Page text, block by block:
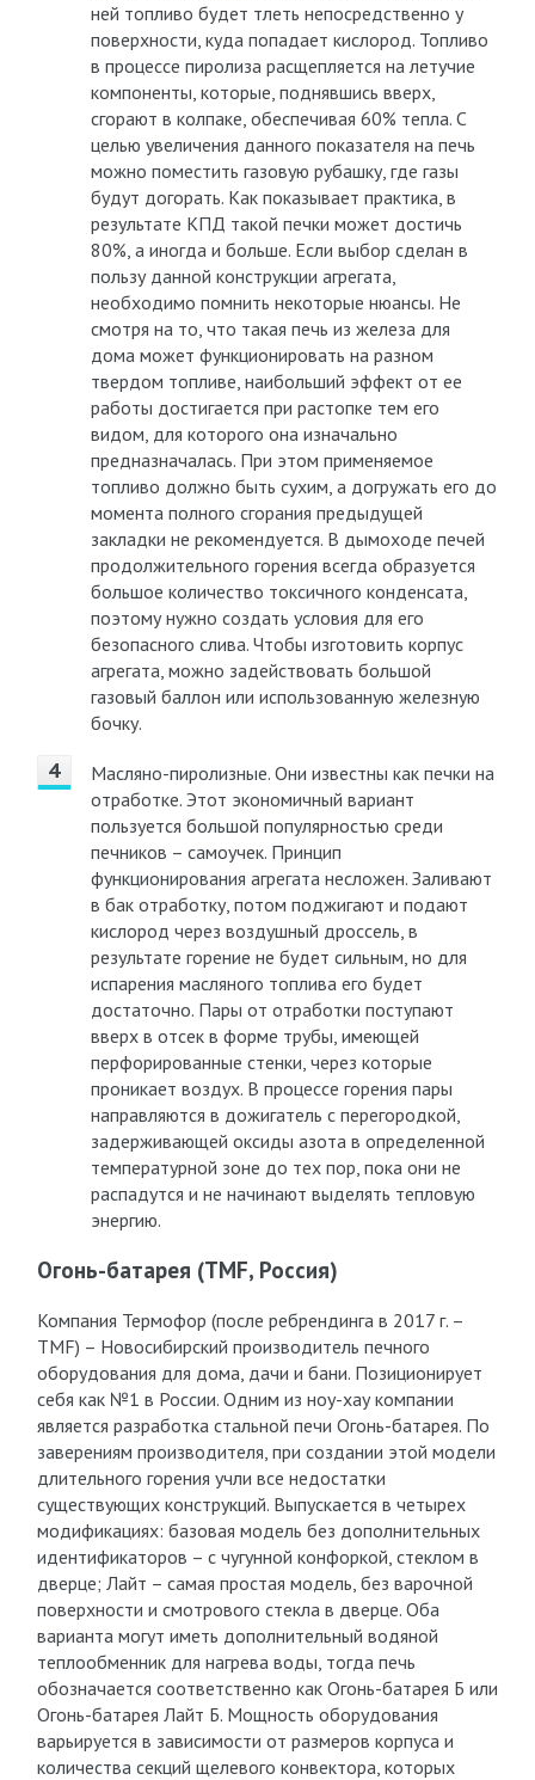
ней топливо будет тлеть непосредственно у
поверхности, куда попадает кислород. Топливо
в процессе пиролиза расщепляется на летучие
компоненты, которые, поднявшись вверх,
сгорают в колпаке, обеспечивая 60% тепла. С
целью увеличения данного показателя на печь
можно поместить газовую рубашку, где газы
будут догорать. Как показывает практика, в
результате КПД такой печки может достичь
80%, а иногда и больше. Если выбор сделан в
пользу данной конструкции агрегата,
необходимо помнить некоторые нюансы. Не
смотря на то, что такая печь из железа для
дома может функционировать на разном
твердом топливе, наибольший эффект от ее
работы достигается при растопке тем его
видом, для которого она изначально
предназначалась. При этом применяемое
топливо должно быть сухим, а догружать его до
момента полного сгорания предыдущей
закладки не рекомендуется. В дымоходе печей
продолжительного горения всегда образуется
большое количество токсичного конденсата,
поэтому нужно создать условия для его
безопасного слива. Чтобы изготовить корпус
агрегата, можно задействовать большой
газовый баллон или использованную железную
бочку.
Масляно-пиролизные. Они известны как печки на
отработке. Этот экономичный вариант
пользуется большой популярностью среди
печников – самоучек. Принцип
функционирования агрегата несложен. Заливают
в бак отработку, потом поджигают и подают
кислород через воздушный дроссель, в
результате горение не будет сильным, но для
испарения масляного топлива его будет
достаточно. Пары от отработки поступают
вверх в отсек в форме трубы, имеющей
перфорированные стенки, через которые
проникает воздух. В процессе горения пары
направляются в дожигатель с перегородкой,
задерживающей оксиды азота в определенной
температурной зоне до тех пор, пока они не
распадутся и не начинают выделять тепловую
энергию.
Огонь-батарея (TMF, Россия)
Компания Термофор (после ребрендинга в 2017 г. –
TMF) – Новосибирский производитель печного
оборудования для дома, дачи и бани. Позиционирует
себя как №1 в России. Одним из ноу-хау компании
является разработка стальной печи Огонь-батарея. По
заверениям производителя, при создании этой модели
длительного горения учли все недостатки
существующих конструкций. Выпускается в четырех
модификациях: базовая модель без дополнительных
идентификаторов – с чугунной конфоркой, стеклом в
дверце; Лайт – самая простая модель, без варочной
поверхности и смотрового стекла в дверце. Оба
варианта могут иметь дополнительный водяной
теплообменник для нагрева воды, тогда печь
обозначается соответственно как Огонь-батарея Б или
Огонь-батарея Лайт Б. Мощность оборудования
варьируется в зависимости от размеров корпуса и
количества секций щелевого конвектора, которых